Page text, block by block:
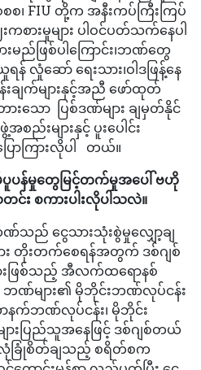
စ၊ FIU တို့က အနီးကပ်ကြီးကြပ်
စားမှုများ ပါဝင်ပတ်သက်နေပါ
ည်ဖြစ်ပါကြောင်း၊ဘဏ်တွေ
ဆော် ရေးသား၊ဝါဒဖြန့်နေ
းချက်များနှင့်အညီ ဖော်ထုတ်
သော ပြစ်ဒဏ်များ ချမှတ်နိုင်
စည်းများနှင့် ပူးပေါင်း
ောကြားလိုပါ တယ်။
ပူပန်မှုတွေမြင့်တက်မှုအပေါ် ဗဟို
စကားပါးလိုပါသလဲ။
ဏ်သည် ငွေသားသုံးစွဲမှုလျှော့ချ
ျား တိုးတက်စေရန်အတွက် ဒစ်ဂျစ်
းဖြစ်သည့် အီလက်ထရောနစ်
ဘဏ်များ၏ မိုဘိုင်းဘဏ်လုပ်ငန်း
ာနက်ဘဏ်လုပ်ငန်း၊ မိုဘိုင်း
ားပြည်သူအနေဖြင့် ဒစ်ဂျစ်တယ်
လုံခြုံစိတ်ချသည့် စရိတ်စက